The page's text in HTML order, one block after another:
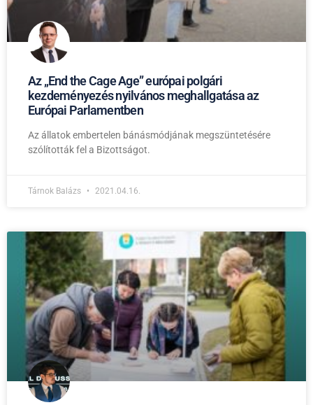
Az „End the Cage Age” európai polgári
kezdeményezés nyilvános meghallgatása az
Európai Parlamentben
Az állatok embertelen bánásmódjának megszüntetésére
szólították fel a Bizottságot.
Tárnok Balázs 2021.04.16.